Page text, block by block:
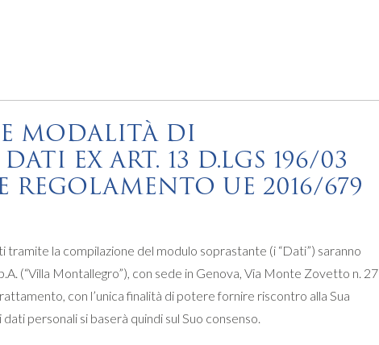
MODALITÀ DI
EX ART. 13 D.LGS 196/03
REGOLAMENTO UE 2016/679
tramite la compilazione del modulo soprastante (i “Dati”) saranno
(“Villa Montallegro”), con sede in Genova, Via Monte Zovetto n. 27
con l’unica finalità di potere fornire riscontro alla Sua
personali si baserà quindi sul Suo consenso.